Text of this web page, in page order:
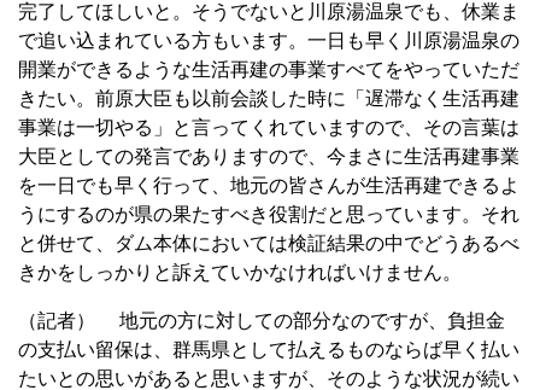
完了してほしいと。そうでないと川原湯温泉でも、休業ま
で追い込まれている方もいます。一日も早く川原湯温泉の
開業ができるような生活再建の事業すべてをやっていただ
きたい。前原大臣も以前会談した時に「遅滞なく生活再建
事業は一切やる」と言ってくれていますので、その言葉は
大臣としての発言でありますので、今まさに生活再建事業
を一日でも早く行って、地元の皆さんが生活再建できるよ
うにするのが県の果たすべき役割だと思っています。それ
と併せて、ダム本体においては検証結果の中でどうあるべ
きかをしっかりと訴えていかなければいけません。
（記者） 地元の方に対しての部分なのですが、負担金
の支払い留保は、群馬県として払えるものならば早く払い
たいとの思いがあると思いますが、そのような状況が続い